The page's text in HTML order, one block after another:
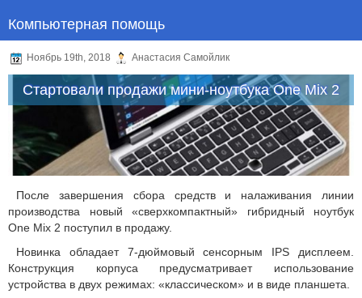
Компьютерная помощь
Ноябрь 19th, 2018 Анастасия Самойлик
Стартовали продажи мини-ноутбука One Mix 2
После завершения сбора средств и налаживания линии
производства новый «сверхкомпактный» гибридный ноутбук
One Mix 2 поступил в продажу.
Новинка обладает 7-дюймовый сенсорным IPS дисплеем.
Конструкция корпуса предусматривает использование
устройства в двух режимах: «классическом» и в виде планшета.